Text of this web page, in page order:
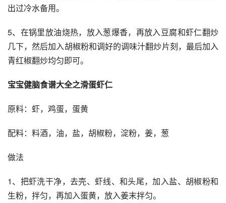
出过冷水备用。
5、在锅里放油烧热，放入葱爆香，再放入豆腐和虾仁翻炒
几下，然后加入胡椒粉和调好的调味汁翻炒片刻，最后加入
青红椒翻炒均匀即可。
宝宝健脑食谱大全之滑蛋虾仁
原料：虾，鸡蛋，蛋黄
配料：料酒，油，盐，胡椒粉，淀粉，姜，葱
做法
1、把虾洗干净，去壳、虾线、和头尾，加入盐、胡椒粉和
生粉，拌匀，再加入蛋黄，放入姜末拌匀。